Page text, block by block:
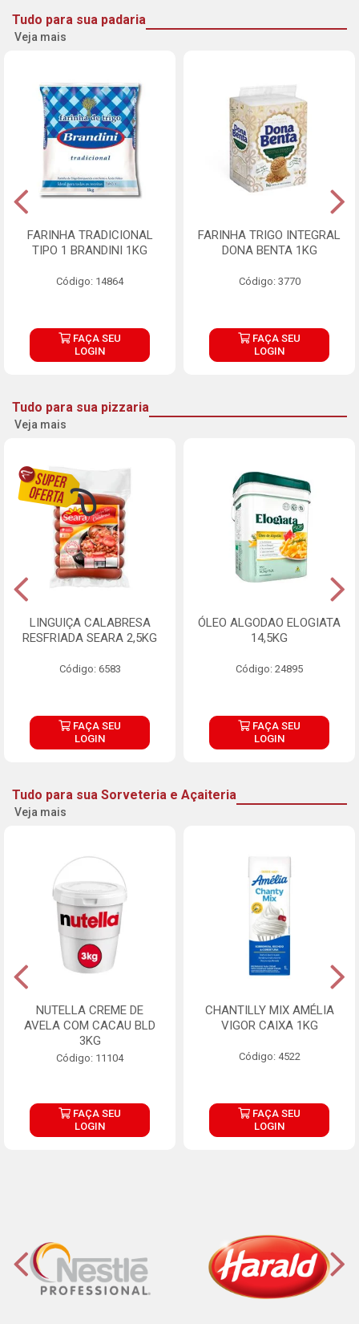
Tudo para sua padaria
Veja mais
FARINHA TRADICIONAL
TIPO 1 BRANDINI 1KG
Código: 14864
FAÇA SEU
LOGIN
FARINHA TRIGO INTEGRAL
DONA BENTA 1KG
Código: 3770
FAÇA SEU
LOGIN
Tudo para sua pizzaria
Veja mais
LINGUIÇA CALABRESA
RESFRIADA SEARA 2,5KG
Código: 6583
FAÇA SEU
LOGIN
ÓLEO ALGODAO ELOGIATA
14,5KG
Código: 24895
FAÇA SEU
LOGIN
Tudo para sua Sorveteria e Açaiteria
Veja mais
NUTELLA CREME DE
AVELA COM CACAU BLD
3KG
Código: 11104
FAÇA SEU
LOGIN
CHANTILLY MIX AMÉLIA
VIGOR CAIXA 1KG
Código: 4522
FAÇA SEU
LOGIN